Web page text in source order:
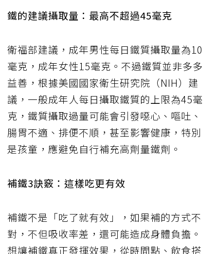
鐵的建議攝取量：最高不超過45毫克
衛福部建議，成年男性每日鐵質攝取量為10
毫克，成年女性15毫克。不過鐵質並非多多
益善，根據美國國家衛生研究院（NIH）建
議，一般成年人每日攝取鐵質的上限為45毫
克，鐵質攝取過量可能會引發噁心、嘔吐、
腸胃不適、排便不順，甚至影響健康，特別
是孩童，應避免自行補充高劑量鐵劑。
補鐵3訣竅：這樣吃更有效
補鐵不是「吃了就有效」，如果補的方式不
對，不但吸收率差，還可能造成身體負擔。
想讓補鐵真正發揮效果，從時間點、飲食搭